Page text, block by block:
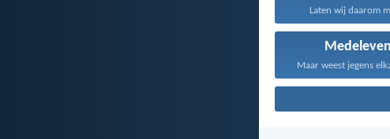
Laten wij daarom
Medeleven
Maar weest jegens